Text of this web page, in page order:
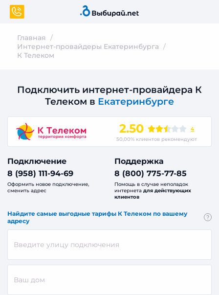
Главная
Интернет-провайдеры Екатеринбурга
К Телеком
Подключить интернет-провайдера К
Телеком в Екатеринбурге
2.50
4
50,00% клиентов рекомендуют
Подключение
8 (958) 111-94-69
Оформить новое подключение,
сменить адрес
Поддержка
8 (800) 775-77-85
Помощь в случае неполадок
интернета для действующих
клиентов
Найдите самые выгодные тарифы К Телеком по вашему
адресу
?